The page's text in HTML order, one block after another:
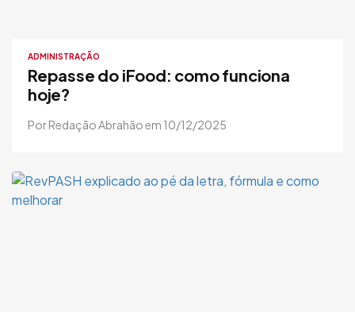
ADMINISTRAÇÃO
Repasse do iFood: como funciona
hoje?
Por Redação Abrahão em 10/12/2025